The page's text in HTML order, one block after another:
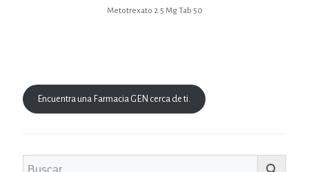
Metotrexato 2.5 Mg Tab 50
Encuentra una Farmacia GEN cerca de ti.